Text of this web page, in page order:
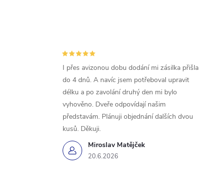
Miroslav Matějček
20.6.2026
I přes avizonou dobu dodání mi zásilka přišla
do 4 dnů. A navíc jsem potřeboval upravit
délku a po zavolání druhý den mi bylo
vyhověno. Dveře odpovídají našim
představám. Plánuji objednání dalších dvou
kusů. Děkuji.